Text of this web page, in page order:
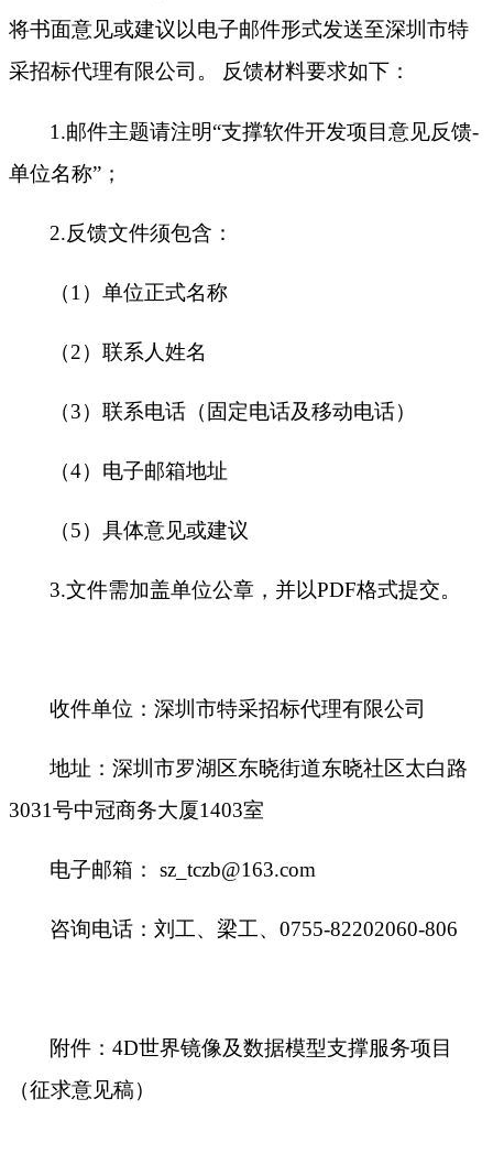
将书面意见或建议以电子邮件形式发送至深圳市特
采招标代理有限公司。
反馈材料要求如下：
1.邮件主题请注明“支撑软件开发项目意见反馈-
单位名称”；
2.反馈文件须包含：
（1）单位正式名称
（2）联系人姓名
（3）联系电话（固定电话及移动电话）
（4）电子邮箱地址
（5）具体意见或建议
3.文件需加盖单位公章，并以PDF格式提交。
收件单位：深圳市特采招标代理有限公司
地址：深圳市罗湖区东晓街道东晓社区太白路
3031号中冠商务大厦1403室
电子邮箱： sz_tczb@163.com
咨询电话：刘工、梁工、 0755-82202060-806
附件： 4D世界镜像及数据模型支撑服务项目
（征求意见稿）